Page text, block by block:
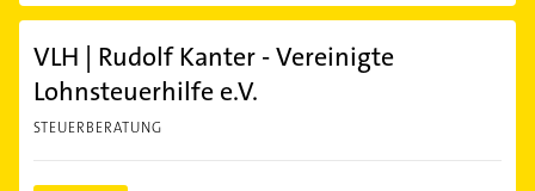
VLH | Rudolf Kanter - Vereinigte
Lohnsteuerhilfe e.V.
STEUERBERATUNG